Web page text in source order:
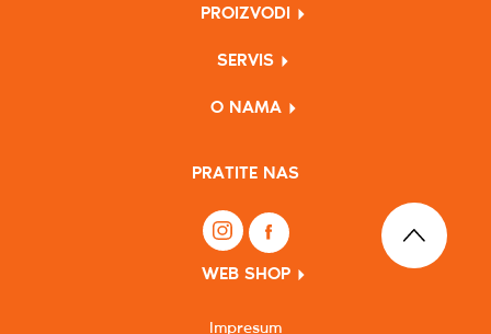
PROIZVODI
SERVIS
O NAMA
PRATITE NAS
WEB SHOP
Impresum